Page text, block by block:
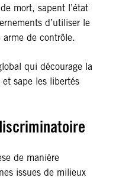
mort, sapent l’état
d’utiliser le
de contrôle.
qui décourage la
sape les libertés
de manière
issues de milieux